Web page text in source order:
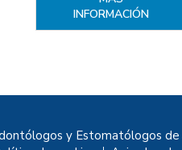
INFORMACIÓN
y Estomatólogos de